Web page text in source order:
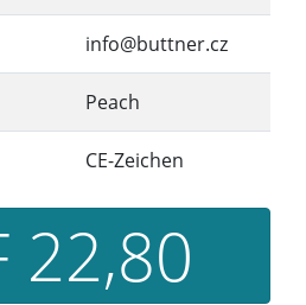
info@buttner.cz
Peach
CE-Zeichen
22,80